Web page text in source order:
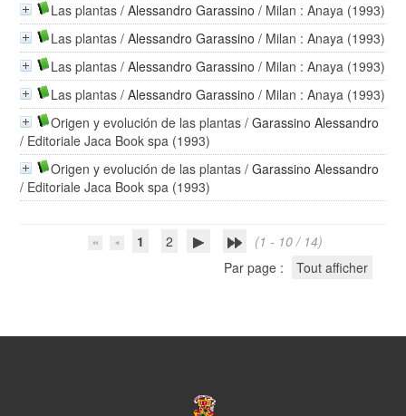
Las plantas /Alessandro Garassino / Milan : Anaya (1993)
Las plantas /Alessandro Garassino / Milan : Anaya (1993)
Las plantas /Alessandro Garassino / Milan : Anaya (1993)
Las plantas /Alessandro Garassino / Milan : Anaya (1993)
Origen y evolución de las plantas /Garassino Alessandro
/ Editoriale Jaca Book spa (1993)
Origen y evolución de las plantas /Garassino Alessandro
/ Editoriale Jaca Book spa (1993)
1 2
(1 - 10 / 14)
Par page :
Tout afficher